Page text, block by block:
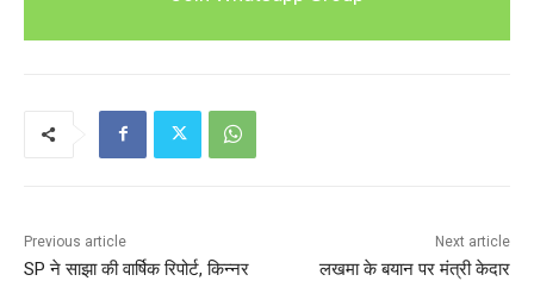
Previous article
SP ने साझा की वार्षिक रिपोर्ट, किन्नर
Next article
लखमा के बयान पर मंत्री केदार